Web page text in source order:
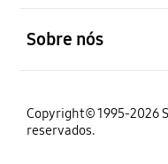
Sobre nós
Copyright© 1995-2026
reservados.